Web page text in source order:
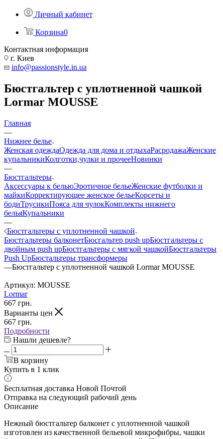
Личный кабинет
Корзина0
Контактная информация
г. Киев
info@passionstyle.in.ua
Бюстгальтер с уплотненной чашкой
Lormar MOUSSE
Главная
—
Нижнее белье
Женская одеждаОдежда для дома и отдыхаРасродажаЖенские
купальникиКолготки,чулки и прочееНовинки
—
Бюстгальтеры
Аксессуары к бельюЭротичное бельеЖенские футболки и
майкиКорректирующее женское бельеКорсеты и
бодиТрусикиПояса для чулокКомплекты нижнего
бельяКупальники
—
Бюстгальтеры с уплотненной чашкой
Бюстгальтеры балконетБюсгальтер push upБюстгальтеры с
двойным push upБюстгальтеры с мягкой чашкойБюстгальтеры
Push UpБюстальтеры трансформеры
—Бюстгальтер с уплотненной чашкой Lormar MOUSSE
Артикул: MOUSSE
Lormar
667 грн.
Варианты цен
667 грн.
Подробности
Нашли дешевле?
В корзину
Купить в 1 клик
Бесплатная доставка Новой Почтой
Отправка на следующий рабочий день
Описание
Нежный бюстгальтер балконет с уплотненной чашкой
изготовлен из качественной бельевой микрофибры, чашки